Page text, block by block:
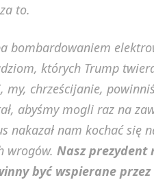
to.
bombardowaniem
których Trump
my, chrześcijanie,
abyśmy mogli raz na
nakazał nam kochać
wrogów. Nasz prezydent
być wspierane